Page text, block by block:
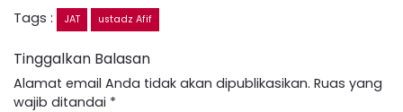
Tags : JAT ustadz Afif
Tinggalkan Balasan
Alamat email Anda tidak akan dipublikasikan. Ruas yang
wajib ditandai *